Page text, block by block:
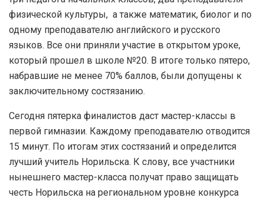
физической культуры, а также математик, биолог и по
одному преподавателю английского и русского
языков. Все они приняли участие в открытом уроке,
который прошел в школе №20. В итоге только пятеро,
набравшие не менее 70% баллов, были допущены к
заключительному состязанию.
Сегодня пятерка финалистов даст мастер-классы в
первой гимназии. Каждому преподавателю отводится
15 минут. По итогам этих состязаний и определится
лучший учитель Норильска. К слову, все участники
нынешнего мастер-класса получат право защищать
честь Норильска на региональном уровне конкурса